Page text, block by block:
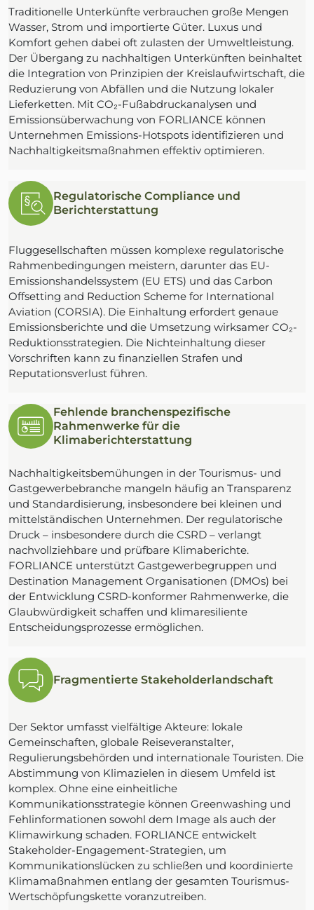
Traditionelle Unterkünfte verbrauchen große Mengen
Wasser, Strom und importierte Güter. Luxus und
Komfort gehen dabei oft zulasten der Umweltleistung.
Der Übergang zu nachhaltigen Unterkünften beinhaltet
die Integration von Prinzipien der Kreislaufwirtschaft, die
Reduzierung von Abfällen und die Nutzung lokaler
Lieferketten. Mit CO₂-Fußabdruckanalysen und
Emissionsüberwachung von FORLIANCE können
Unternehmen Emissions-Hotspots identifizieren und
Nachhaltigkeitsmaßnahmen effektiv optimieren.
Regulatorische Compliance und
Berichterstattung
Fluggesellschaften müssen komplexe regulatorische
Rahmenbedingungen meistern, darunter das EU-
Emissionshandelssystem (EU ETS) und das Carbon
Offsetting and Reduction Scheme for International
Aviation (CORSIA). Die Einhaltung erfordert genaue
Emissionsberichte und die Umsetzung wirksamer CO₂-
Reduktionsstrategien. Die Nichteinhaltung dieser
Vorschriften kann zu finanziellen Strafen und
Reputationsverlust führen.
Fehlende branchenspezifische
Rahmenwerke für die
Klimaberichterstattung
Nachhaltigkeitsbemühungen in der Tourismus- und
Gastgewerbebranche mangeln häufig an Transparenz
und Standardisierung, insbesondere bei kleinen und
mittelständischen Unternehmen. Der regulatorische
Druck – insbesondere durch die CSRD – verlangt
nachvollziehbare und prüfbare Klimaberichte.
FORLIANCE unterstützt Gastgewerbegruppen und
Destination Management Organisationen (DMOs) bei
der Entwicklung CSRD-konformer Rahmenwerke, die
Glaubwürdigkeit schaffen und klimaresiliente
Entscheidungsprozesse ermöglichen.
Fragmentierte Stakeholderlandschaft
Der Sektor umfasst vielfältige Akteure: lokale
Gemeinschaften, globale Reiseveranstalter,
Regulierungsbehörden und internationale Touristen. Die
Abstimmung von Klimazielen in diesem Umfeld ist
komplex. Ohne eine einheitliche
Kommunikationsstrategie können Greenwashing und
Fehlinformationen sowohl dem Image als auch der
Klimawirkung schaden. FORLIANCE entwickelt
Stakeholder-Engagement-Strategien, um
Kommunikationslücken zu schließen und koordinierte
Klimamaßnahmen entlang der gesamten Tourismus-
Wertschöpfungskette voranzutreiben.